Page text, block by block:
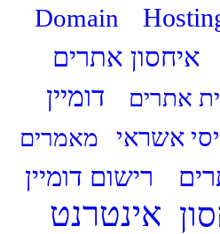
Domain
איחסון אתרים
אתרים דומיין
אשראי מאמרים
רישום דומיין
אינטרנט